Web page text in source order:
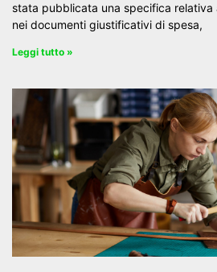
stata pubblicata una specifica relativa
nei documenti giustificativi di spesa,
Leggi tutto »